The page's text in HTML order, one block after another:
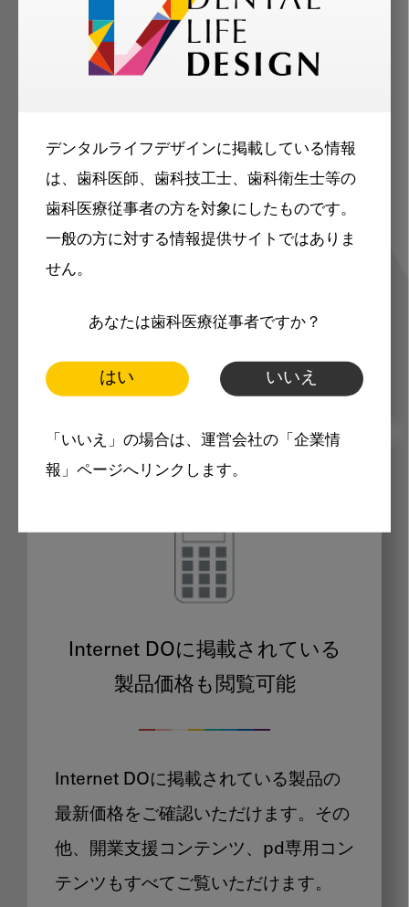
デンタルライフデザインに掲載している情報
は、歯科医師、歯科技工士、歯科衛生士等の
歯科医療従事者の方を対象にしたものです。
一般の方に対する情報提供サイトではありま
せん。
あなたは歯科医療従事者ですか？
はい いいえ
「いいえ」の場合は、運営会社の「企業情
報」ページへリンクします。
ご登録いただいた職種（歯科医師、歯
科衛生士、歯科技工士）に合わせた内
メリット
Internet DOに掲載されている
製品価格も閲覧可能
Internet DOに掲載されている製品の
最新価格をご確認いただけます。その
他、開業支援コンテンツ、pd専用コン
テンツもすべてご覧いただけます。